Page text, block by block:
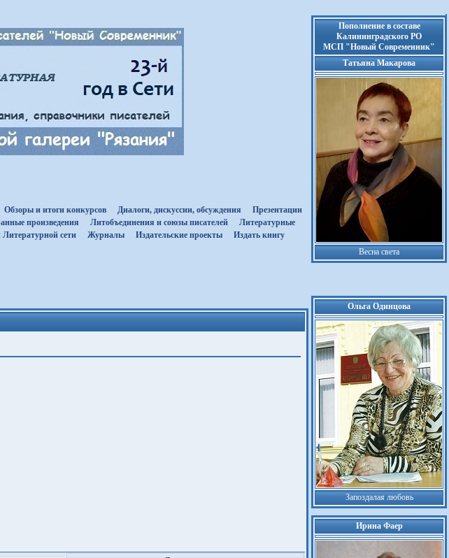
Обзоры и итоги конкурсов Диалоги, дискуссии, обсуждения
Презентации
произведения Литобъединения и союзы писателей
Литературные
Литературной сети Журналы Издательские проекты Издать книгу
Пополнение в составе
Калининградского РО
МСП "Новый Современник"
Татьяна Макарова
Весна света
Ольга Одинцова
Запоздалая любовь
Ирина Фаер